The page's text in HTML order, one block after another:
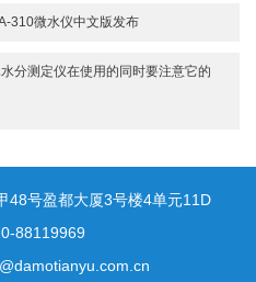
310微水仪中文版发布
分测定仪在使用的同时要注意它的
48号盈都大厦3号楼4单元11D
88119969